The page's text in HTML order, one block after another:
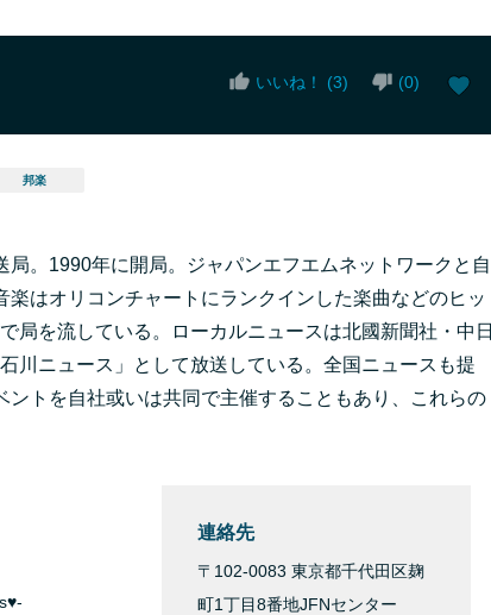
いいね！ (3) (0)
邦楽
局。1990年に開局。ジャパンエフエムネットワークと自
楽はオリコンチャートにランクインした楽曲などのヒッ
局を流している。ローカルニュースは北國新聞社・中日
川ニュース」として放送している。全国ニュースも提
ントを自社或いは共同で主催することもあり、これらの
連絡先
〒102-0083 東京都千代田区麹
町1丁目8番地JFNセンター